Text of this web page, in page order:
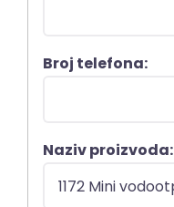
Broj telefona:
Naziv proizvoda: